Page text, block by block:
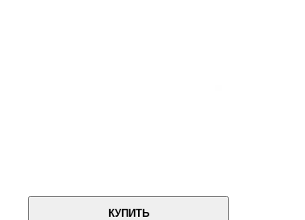
КУПИТЬ